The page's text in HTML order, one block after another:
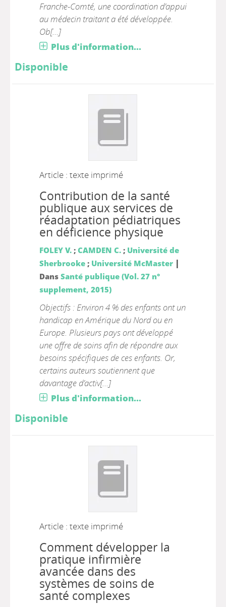
Franche-Comté, une coordination d’appui
au médecin traitant a été développée.
Ob[...]
Plus d'information...
Disponible
Article : texte imprimé
Contribution de la santé
publique aux services de
réadaptation pédiatriques
en déficience physique
FOLEY V.; CAMDEN C.; Université de
Sherbrooke; Université McMaster |
Dans Santé publique (Vol. 27 n°
supplement, 2015)
Objectifs : Environ 4 % des enfants ont un
handicap en Amérique du Nord ou en
Europe. Plusieurs pays ont développé
une offre de soins afin de répondre aux
besoins spécifiques de ces enfants. Or,
certains auteurs soutiennent que
davantage d’activ[...]
Plus d'information...
Disponible
Article : texte imprimé
Comment développer la
pratique infirmière
avancée dans des
systèmes de soins de
santé complexes